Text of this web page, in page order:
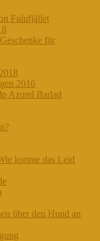
Fulufjället
für
2016
Azorel Barlad
konnte das Leid
über den Hund an